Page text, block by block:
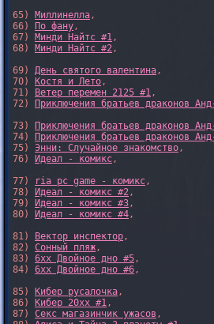
65) Миллинелла,
66)
По фану,
67) Минди Найтс #1,
68) Минди Найтс #2,
69) День святого валентина,
70)
Костя и Лето,
71)
Ветер перемен 2125 #1,
72)
Приключения братьев драконов
73)
Приключения братьев драконов
74)
Приключения братьев драконов
75) Энни: Случайное знакомство,
76)
Идеал - комикс,
77)
ria pc game - комикс,
78)
Идеал - комикс #2,
79)
Идеал - комикс #3,
80)
Идеал - комикс #4,
81)
Вектор инспектор,
82) Сонный пляж,
83) 6xx Двойное дно #5,
84) 6xx Двойное дно #6,
85)
Кибер русалочка,
86)
Кибер 20xx #1,
87) Секс магазинчик ужасов ,